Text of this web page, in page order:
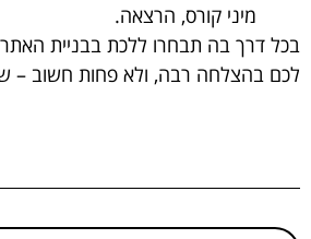
מיני קורס, הרצאה.
בכל דרך בה תבחרו ללכת בבניית
לכם בהצלחה רבה, ולא פחות חשוב –